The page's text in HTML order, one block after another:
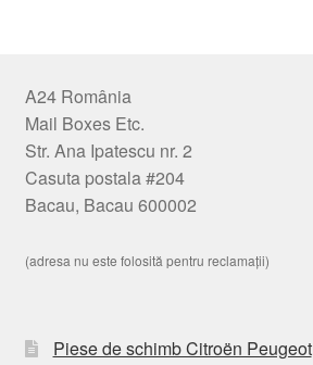
A24 România
Mail Boxes Etc.
Str. Ana Ipatescu nr. 2
Casuta postala #204
Bacau, Bacau 600002
(adresa nu este folosită pentru reclamații)
Piese de schimb Citroën Peugeot